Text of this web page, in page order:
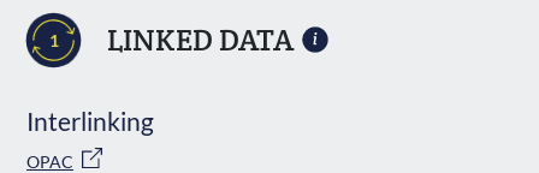
1 LINKED DATA
Interlinking
OPAC